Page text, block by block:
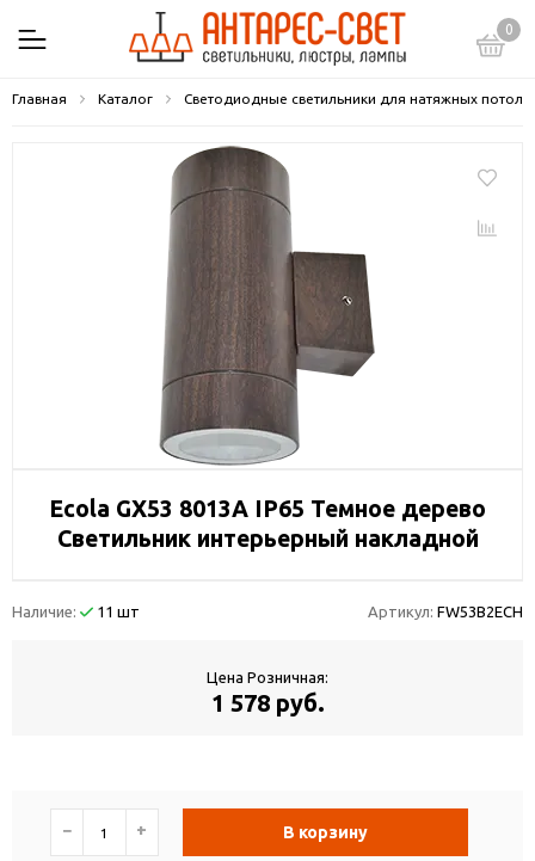
0
Главная Каталог Светодиодные светильники для натяжных
Ecola GX53 8013A IP65 Темное дерево
Светильник интерьерный накладной
Наличие: 11 шт Артикул: FW53B2ECH
Цена Розничная:
1 578 руб.
− + В корзину